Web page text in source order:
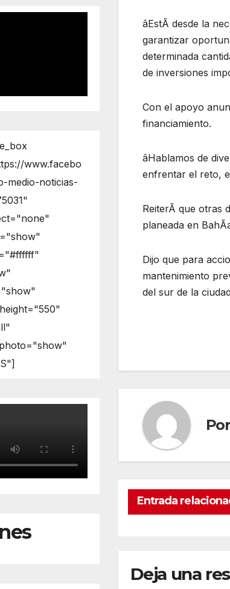
www.facebo
medio-noticias-
âEstÃ desde la
garantizar
determinada
de inversiones
Con el apoyo
financiamiento.
âHablamos de
enfrentar el reto,
ReiterÃ que otras
planeada en
Dijo que para
mantenimiento
del sur de la
Por
Entrada
Deja una